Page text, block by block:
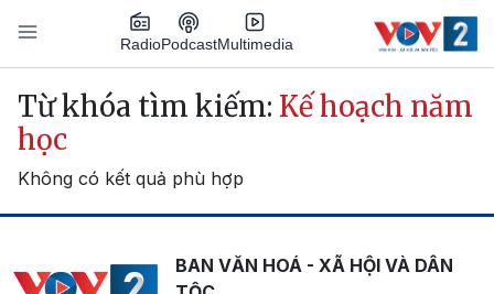
Nhảy đến nội dung
RadioPodcastMultimedia
Main navigation
Từ khóa tìm kiếm: Kế hoạch năm
học
Không có kết quả phù hợp
BAN VĂN HOÁ - XÃ HỘI VÀ DÂN